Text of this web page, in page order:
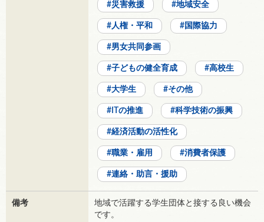
災害救援 地域安全
人権・平和 国際協力
男女共同参画
子どもの健全育成 高校生
大学生 その他
ITの推進 科学技術の振興
経済活動の活性化
職業・雇用 消費者保護
連絡・助言・援助
備考
地域で活躍する学生団体と接する良い機会
です。